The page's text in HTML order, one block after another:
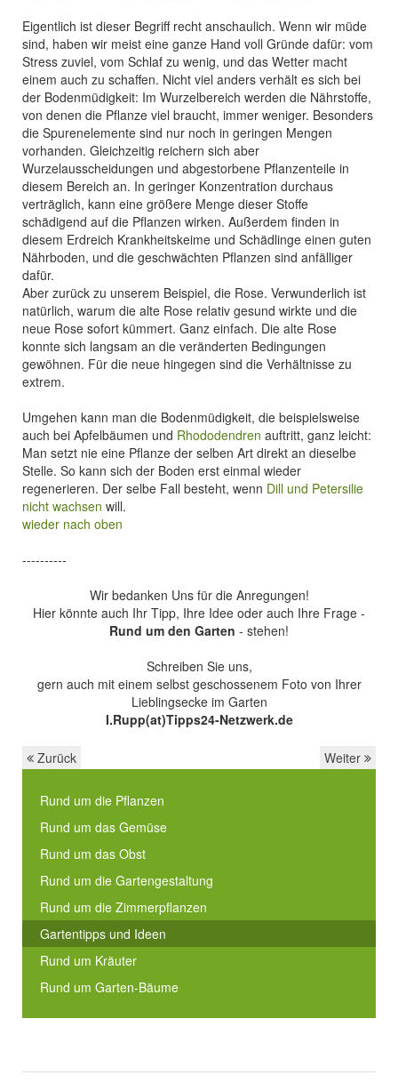
Eigentlich ist dieser Begriff recht anschaulich. Wenn wir müde
sind, haben wir meist eine ganze Hand voll Gründe dafür: vom
Stress zuviel, vom Schlaf zu wenig, und das Wetter macht
einem auch zu schaffen. Nicht viel anders verhält es sich bei
der Bodenmüdigkeit: Im Wurzelbereich werden die Nährstoffe,
von denen die Pflanze viel braucht, immer weniger. Besonders
die Spurenelemente sind nur noch in geringen Mengen
vorhanden. Gleichzeitig reichern sich aber
Wurzelausscheidungen und abgestorbene Pflanzenteile in
diesem Bereich an. In geringer Konzentration durchaus
verträglich, kann eine größere Menge dieser Stoffe
schädigend auf die Pflanzen wirken. Außerdem finden in
diesem Erdreich Krankheitskeime und Schädlinge einen guten
Nährboden, und die geschwächten Pflanzen sind anfälliger
dafür.
Aber zurück zu unserem Beispiel, die Rose. Verwunderlich ist
natürlich, warum die alte Rose relativ gesund wirkte und die
neue Rose sofort kümmert. Ganz einfach. Die alte Rose
konnte sich langsam an die veränderten Bedingungen
gewöhnen. Für die neue hingegen sind die Verhältnisse zu
extrem.
Umgehen kann man die Bodenmüdigkeit, die beispielsweise
auch bei Apfelbäumen und Rhododendren auftritt, ganz leicht:
Man setzt nie eine Pflanze der selben Art direkt an dieselbe
Stelle. So kann sich der Boden erst einmal wieder
regenerieren. Der selbe Fall besteht, wenn Dill und Petersilie
nicht wachsen will.
wieder nach oben
----------
Wir bedanken Uns für die Anregungen!
Hier könnte auch Ihr Tipp, Ihre Idee oder auch Ihre Frage -
Rund um den Garten - stehen!
Schreiben Sie uns,
gern auch mit einem selbst geschossenem Foto von Ihrer
Lieblingsecke im Garten
I.Rupp(at)Tipps24-Netzwerk.de
Zurück Weiter
Rund um die Pflanzen
Rund um das Gemüse
Rund um das Obst
Rund um die Gartengestaltung
Rund um die Zimmerpflanzen
Gartentipps und Ideen
Rund um Kräuter
Rund um Garten-Bäume